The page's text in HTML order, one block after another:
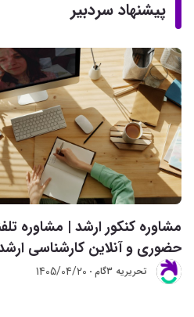
پیشنهاد سردبیر
مشاوره کنکور ارشد | مشاوره
حضوری و آنلاین کارشناسی
تحريريه 3گام 1405/04/20